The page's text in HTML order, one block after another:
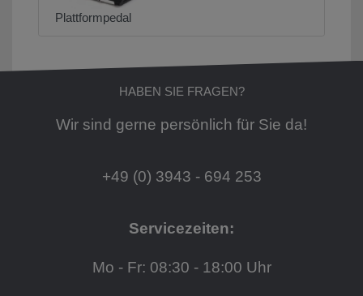
Plattformpedal
HABEN SIE FRAGEN?
Wir sind gerne persönlich für Sie da!
+49 (0) 3943 - 694 253
Servicezeiten:
Mo - Fr: 08:30 - 18:00 Uhr